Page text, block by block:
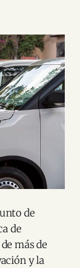
de
de
más de
y la